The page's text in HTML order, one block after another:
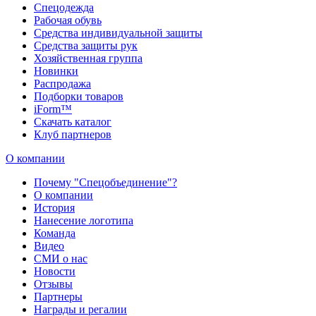
Спецодежда
Рабочая обувь
Средства индивидуальной защиты
Средства защиты рук
Хозяйственная группа
Новинки
Распродажа
Подборки товаров
iForm™
Скачать каталог
Клуб партнеров
О компании
Почему "Спецобъединение"?
О компании
История
Нанесение логотипа
Команда
Видео
СМИ о нас
Новости
Отзывы
Партнеры
Награды и регалии